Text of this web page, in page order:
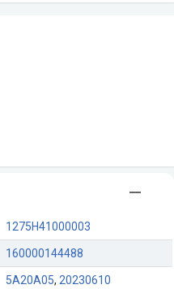
1275H41000003
160000144488
5A20A05, 20230610